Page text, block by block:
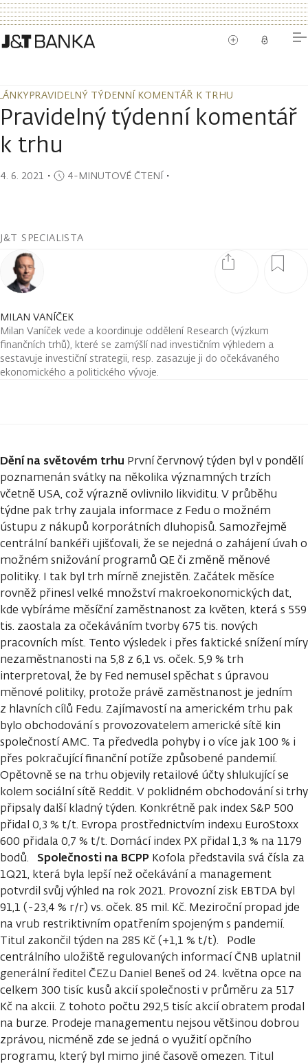
PRAVIDELNÝ TÝDENNÍ KOMENTÁŘ K TRHU
PRAVIDELNÝ TÝDENNÍ KOMENTÁŘ K TRHU
Pravidelný týdenní komentář
k trhu
4. 6. 2021 ・ 4-MINUTOVÉ ČTENÍ・
J&T SPECIALISTA
MILAN VANÍČEK
Milan Vaníček vede a koordinuje oddělení Research (výzkum
finančních trhů), které se zamýšlí nad investičním výhledem a
sestavuje investiční strategii, resp. zasazuje ji do očekávaného
ekonomického a politického vývoje.
Dění na světovém trhu První červnový týden byl v pondělí
poznamenán svátky na několika významných trzích
včetně USA, což výrazně ovlivnilo likviditu. V průběhu
týdne pak trhy zaujala informace z Fedu o možném
ústupu z nákupů korporátních dluhopisů. Samozřejmě
centrální bankéři ujišťovali, že se nejedná o zahájení úvah o
možném snižování programů QE či změně měnové
politiky. I tak byl trh mírně znejistěn. Začátek měsíce
rovněž přinesl velké množství makroekonomických dat,
kde vybíráme měsíční zaměstnanost za květen, která s 559
tis. zaostala za očekáváním tvorby 675 tis. nových
pracovních míst. Tento výsledek i přes faktické snížení míry
nezaměstnanosti na 5,8 z 6,1 vs. oček. 5,9 % trh
interpretoval, že by Fed nemusel spěchat s úpravou
měnové politiky, protože právě zaměstnanost je jedním
z hlavních cílů Fedu. Zajímavostí na americkém trhu pak
bylo obchodování s provozovatelem americké sítě kin
společností AMC. Ta předvedla pohyby i o více jak 100 % i
přes pokračující finanční potíže způsobené pandemií.
Opětovně se na trhu objevily retailové účty shlukující se
kolem sociální sítě Reddit. V poklidném obchodování si trhy
připsaly další kladný týden. Konkrétně pak index S&P 500
přidal 0,3 % t/t. Evropa prostřednictvím indexu EuroStoxx
600 přidala 0,7 % t/t. Domácí index PX přidal 1,3 % na 1179
bodů. Společnosti na BCPP Kofola představila svá čísla za
1Q21, která byla lepší než očekávání a management
potvrdil svůj výhled na rok 2021. Provozní zisk EBTDA byl
91,1 (-23,4 % r/r) vs. oček. 85 mil. Kč. Meziroční propad jde
na vrub restriktivním opatřením spojeným s pandemií.
Titul zakončil týden na 285 Kč (+1,1 % t/t). Podle
centrálního uložiště regulovaných informací ČNB uplatnil
generální ředitel ČEZu Daniel Beneš od 24. května opce na
celkem 300 tisíc kusů akcií společnosti v průměru za 517
Kč na akcii. Z tohoto počtu 292,5 tisíc akcií obratem prodal
na burze. Prodeje managementu nejsou většinou dobrou
zprávou, nicméně zde se jedná o využití opčního
programu, který byl mimo jiné časově omezen. Titul